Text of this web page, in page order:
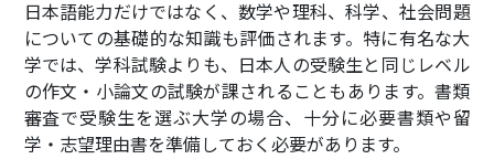
日本語能力だけではなく、数学や理科、科学、社会問題
についての基礎的な知識も評価されます。特に有名な大
学では、学科試験よりも、日本人の受験生と同じレベル
の作文・小論文の試験が課されることもあります。書類
審査で受験生を選ぶ大学の場合、十分に必要書類や留
学・志望理由書を準備しておく必要があります。